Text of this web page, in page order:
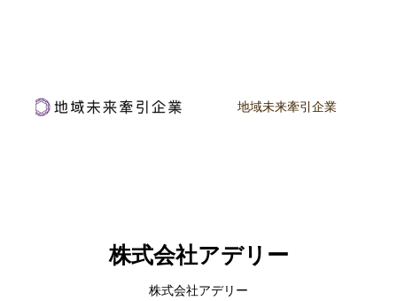
地域未来牽引企業
株式会社アデリー
株式会社アデリー